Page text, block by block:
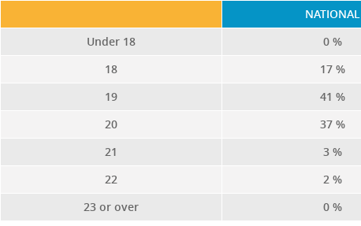
NATIONAL
Under 18
0 %
18
17 %
19
41 %
20
37 %
21
3 %
22
2 %
23 or over
0 %